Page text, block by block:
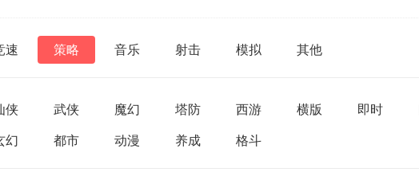
速 策略 音乐 射击 模拟 其他
侠 武侠 魔幻 塔防 西游 横版 即时
幻 都市 动漫 养成 格斗